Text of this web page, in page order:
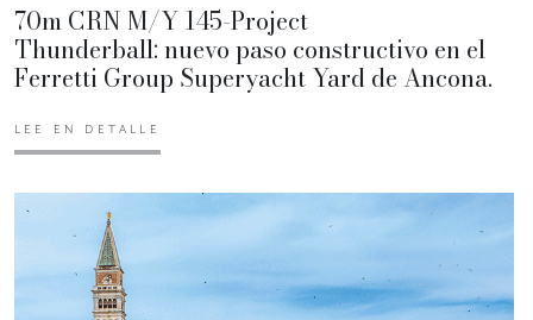
70m CRN M/Y 145-Project
Thunderball: nuevo paso constructivo en el
Ferretti Group Superyacht Yard de Ancona.
LEE EN DETALLE